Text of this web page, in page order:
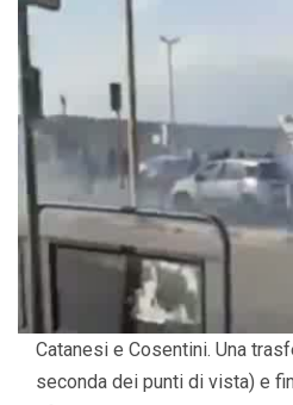
Catanesi e Cosentini. Una
seconda dei punti di vista) e